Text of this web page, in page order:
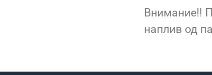
Внимание!!
наплив од